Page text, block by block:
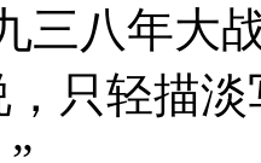
三八年大
只轻描